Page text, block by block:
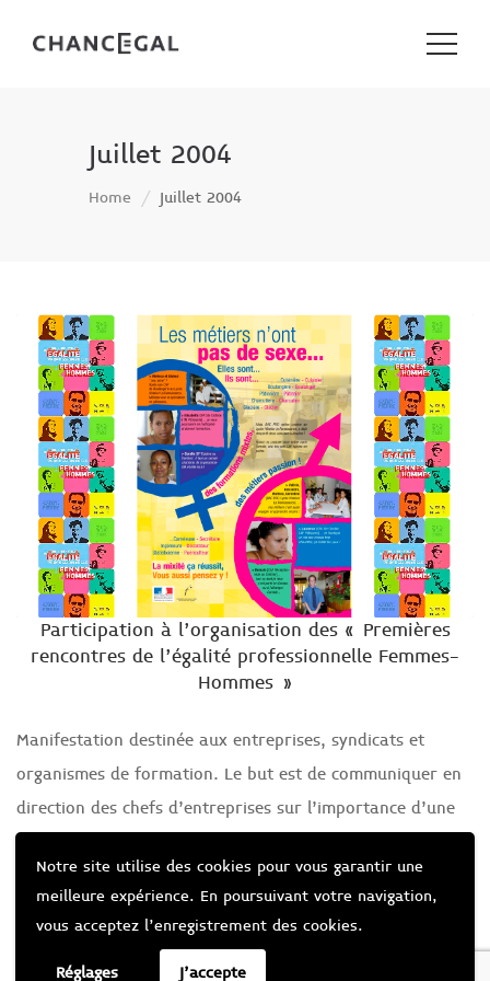
Notre site utilise des cookies pour vous garantir une
meilleure expérience. En poursuivant votre navigation,
vous acceptez l’enregistrement des cookies.
Réglages J'accepte
Juillet 2004
Home Juillet 2004
Participation à l’organisation des « Premières
rencontres de l’égalité professionnelle Femmes-
Hommes »
Manifestation destinée aux entreprises, syndicats et
organismes de formation. Le but est de communiquer en
direction des chefs d’entreprises sur l’importance d’une
informatif, cette opération tente également de véhiculer
une réflexion nouvelle sur la place de la femme dans la
société réunionnaise.